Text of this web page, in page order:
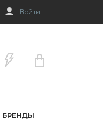
Войти
БРЕНДЫ